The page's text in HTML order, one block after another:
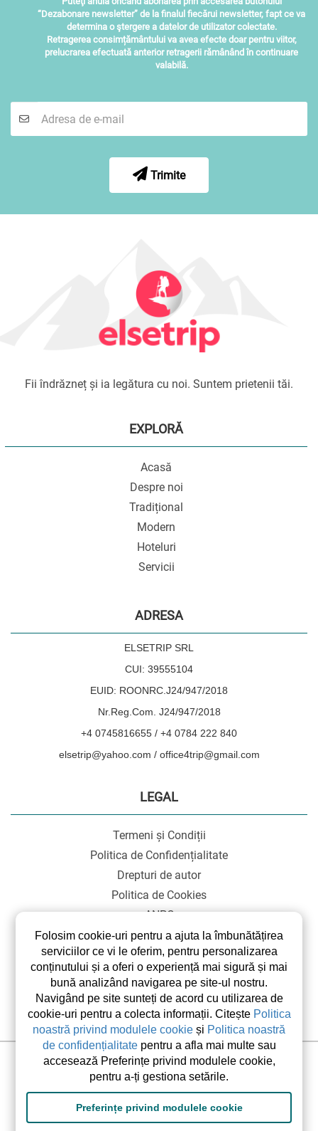
“Dezabonare newsletter” de la finalul fiecărui newsletter, fapt ce va
determina o ştergere a datelor de utilizator colectate.
Retragerea consimțământului va avea efecte doar pentru viitor,
prelucrarea efectuată anterior retragerii rămânând în continuare
valabilă.
Trimite
Fii îndrăzneț și ia legătura cu noi. Suntem prietenii tăi.
EXPLORĂ
Acasă
Despre noi
Tradițional
Modern
Hoteluri
Servicii
ADRESA
ELSETRIP SRL
CUI: 39555104
EUID: ROONRC.J24/947/2018
Nr.Reg.Com. J24/947/2018
+4 0745816655 / +4 0784 222 840
elsetrip@yahoo.com / office4trip@gmail.com
LEGAL
Termeni și Condiții
Politica de Confidențialitate
Drepturi de autor
Politica de Cookies
ANPC
SOL
©2026 elsetrip.com Toate drepturile rezervate.
Folosim cookie-uri pentru a ajuta la îmbunătățirea
serviciilor ce vi le oferim, pentru personalizarea
conținutului și a oferi o experiență mai sigură și mai
bună analizând navigarea pe site-ul nostru.
Navigând pe site sunteți de acord cu utilizarea de
cookie-uri pentru a colecta informații. Citește Politica
noastră privind modulele cookie și Politica noastră
de confidențialitatepentru a afla mai multe sau
accesează Preferințe privind modulele cookie,
pentru a-ți gestiona setările.
Preferințe privind modulele cookie